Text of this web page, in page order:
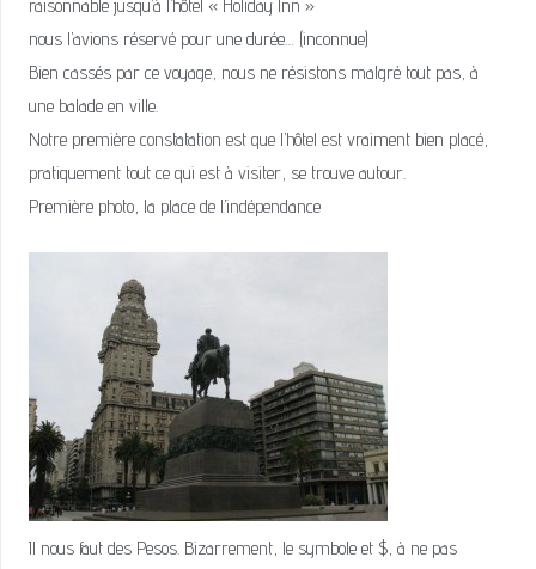
raisonnable jusqu’à l’hôtel « Holiday Inn »
nous l’avions réservé pour une durée… (inconnue)
Bien cassés par ce voyage, nous ne résistons malgré tout pas, à
une balade en ville.
Notre première constatation est que l’hôtel est vraiment bien placé,
pratiquement tout ce qui est à visiter, se trouve autour.
Première photo, la place de l’indépendance
Il nous faut des Pesos. Bizarrement, le symbole et $, à ne pas